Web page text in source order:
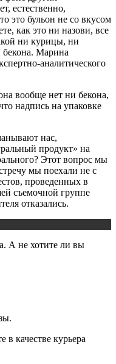
естественно,
это бульон не со вкусом
как это ни назови, все
ни курицы, ни
Марина
аналитического
вообще нет ни бекона,
надпись на упаковке
нас,
продукт» на
Этот вопрос мы
мы поехали не с
проведенных в
съемочной группе
отказались.
А не хотите ли вы
в качестве курьера